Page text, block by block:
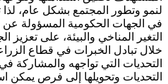
لنمو وتطور المجتمع بشكل عام،
في الجهات الحكومية المسؤولة عن
التغير المناخي والبيئة، على تعزيز
خلال تبادل الخبرات في قطاع
التحديات التي تواجهه والمشاركة
التحديات وتحويلها إلى فرص يمكن